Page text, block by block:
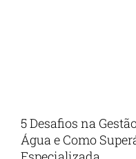
5 Desafios na
Água e Como